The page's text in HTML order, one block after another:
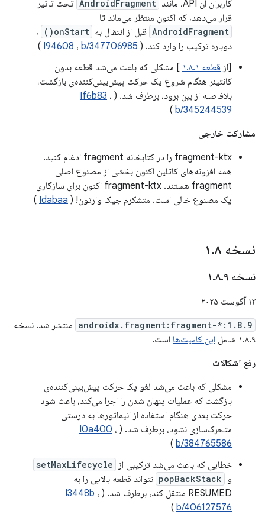
کاربران آن API، مانند
AndroidFragment تحت تأثیر
قرار می‌دهد، که اکنون منتظر می‌ماند تا
AndroidFragment قبل از انتقال به onStart()
،
دوباره ترکیب را وارد کند. (
I94608 ، b/347706985
)
[از قطعه ۱.۸.۱
] مشکلی که باعث می‌شد قطعه بدون
کانتینر هنگام شروع یک حرکت پیش‌بینی‌کننده‌ی بازگشت،
بلافاصله از بین برود، برطرف شد. (
If6b83 ،
b/345244539
)
مشارکت خارجی
fragment-ktx را در کتابخانه fragment ادغام کنید.
همه افزونه‌های کاتلین اکنون بخشی از مصنوع اصلی
fragment هستند. fragment-ktx اکنون برای سازگاری
یک مصنوع خالی است. متشکرم جیک وارتون! ( Idabaa
)
نسخه ۱ .۸
نسخه ۱ .۸.۹
۱۳ آگوست ۲۰۲۵
androidx.fragment:fragment-*:1.8.9 منتشر شد. نسخه
۱.۸.۹ شامل
این کامیت‌ها است.
رفع اشکالات
مشکلی که باعث می‌شد لغو یک حرکت پیش‌بینی‌کننده‌ی
بازگشت که عملیات پنهان شدن را اجرا می‌کند، باعث شود
حرکت بعدی هنگام استفاده از انیماتورها به درستی
متحرک‌سازی نشود، برطرف شد. (
I0a400 ،
b/384765586
)
خطایی که باعث می‌شد ترکیبی از
setMaxLifecycle
و popBackStack نتواند قطعه بالایی را به
RESUMED منتقل کند، برطرف شد. (
I3448b ،
b/406127576
)